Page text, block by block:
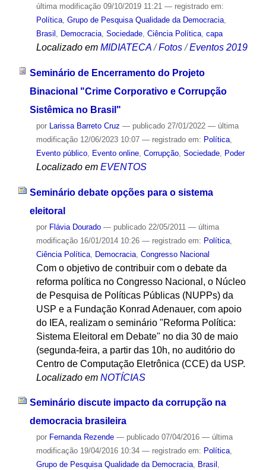
última modificação09/10/2019 11:21 — registrado em:
Política, Grupo de Pesquisa Qualidade da Democracia,
Brasil , Democracia, Sociedade, Ciência Política, capa
Localizado em MIDIATECA /Fotos /Eventos 2019
Seminário de Encerramento do Projeto
Binacional "Crime Corporativo e Corrupção
Sistêmica no Brasil"
por Larissa Barreto Cruz — publicado27/01/2022 — última
modificação12/06/2023 10:07 — registrado em: Política,
Evento público, Evento online, Corrupção, Sociedade, Poder
Localizado em EVENTOS
Seminário debate opções para o sistema
eleitoral
por Flávia Dourado — publicado22/05/2011 — última
modificação16/01/2014 10:26 — registrado em: Política,
Ciência Política, Democracia, Congresso Nacional
Com o objetivo de contribuir com o debate da
reforma política no Congresso Nacional, o Núcleo
de Pesquisa de Políticas Públicas (NUPPs) da
USP e a Fundação Konrad Adenauer, com apoio
do IEA, realizam o seminário "Reforma Política:
Sistema Eleitoral em Debate" no dia 30 de maio
(segunda-feira, a partir das 10h, no auditório do
Centro de Computação Eletrônica (CCE) da USP.
Localizado em NOTÍCIAS
Seminário discute impacto da corrupção na
democracia brasileira
por Fernanda Rezende — publicado07/04/2016 — última
modificação19/04/2016 10:34 — registrado em: Política,
Grupo de Pesquisa Qualidade da Democracia, Brasil ,